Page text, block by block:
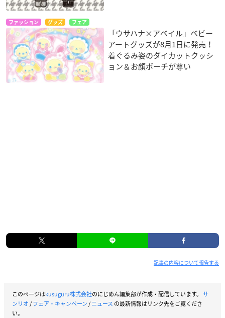
ファッション グッズ フェア
「ウサハナ×アベイル」ベビー
アートグッズが8月1日に発売！
着ぐるみ姿のダイカットクッシ
ョン＆お顔ポーチが尊い
記事の内容について報告する
このページはkusuguru株式会社のにじめん編集部が作成・配信しています。 サ
ンリオ/フェア・キャンペーン/ニュース の最新情報はリンク先をご覧くださ
い。